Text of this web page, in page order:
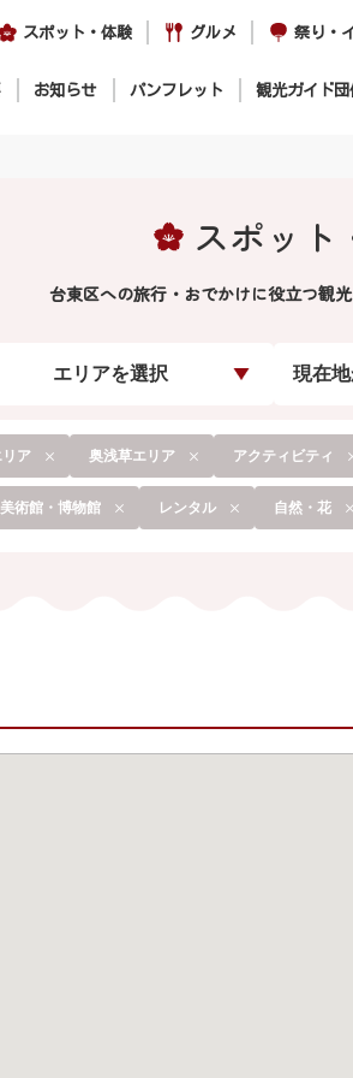
スポット・体験 グルメ 祭り・
お知らせ パンフレット 観光ガイド団
スポット
台東区への旅行・おでかけに役立つ観
エリアを選択 現在
ア 奥浅草エリア アクティビティ
美術館・博物館 レンタル 自然・花